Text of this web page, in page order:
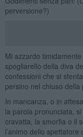
perversione?)
Mi azzardo
spogliarello della diva
confessioni che si
persino nel chiuso della
In mancanza, o in
la parola pronunciata,
cravatta, la smorfia o il
l’animo dello